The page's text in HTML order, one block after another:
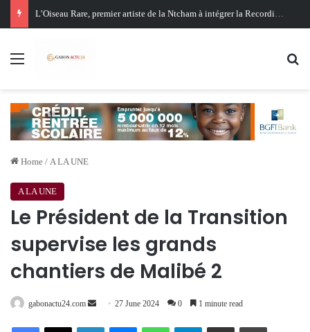
Oligui Nguema au Ghana : Libreville mise sur Accra pour renforcer sa stratégie diplomatique et économique
Menu
Home / A LA UNE
A LA UNE
Le Président de la Transition
supervise les grands
chantiers de Malibé 2
gabonactu24.com
Send 27 June 2024 0 1 minute read
FacebookX LinkedInMessengerWhatsAppTelegramShare via Email Print